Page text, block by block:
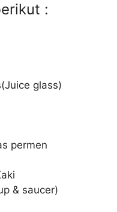
:
glass)
permen
& saucer)